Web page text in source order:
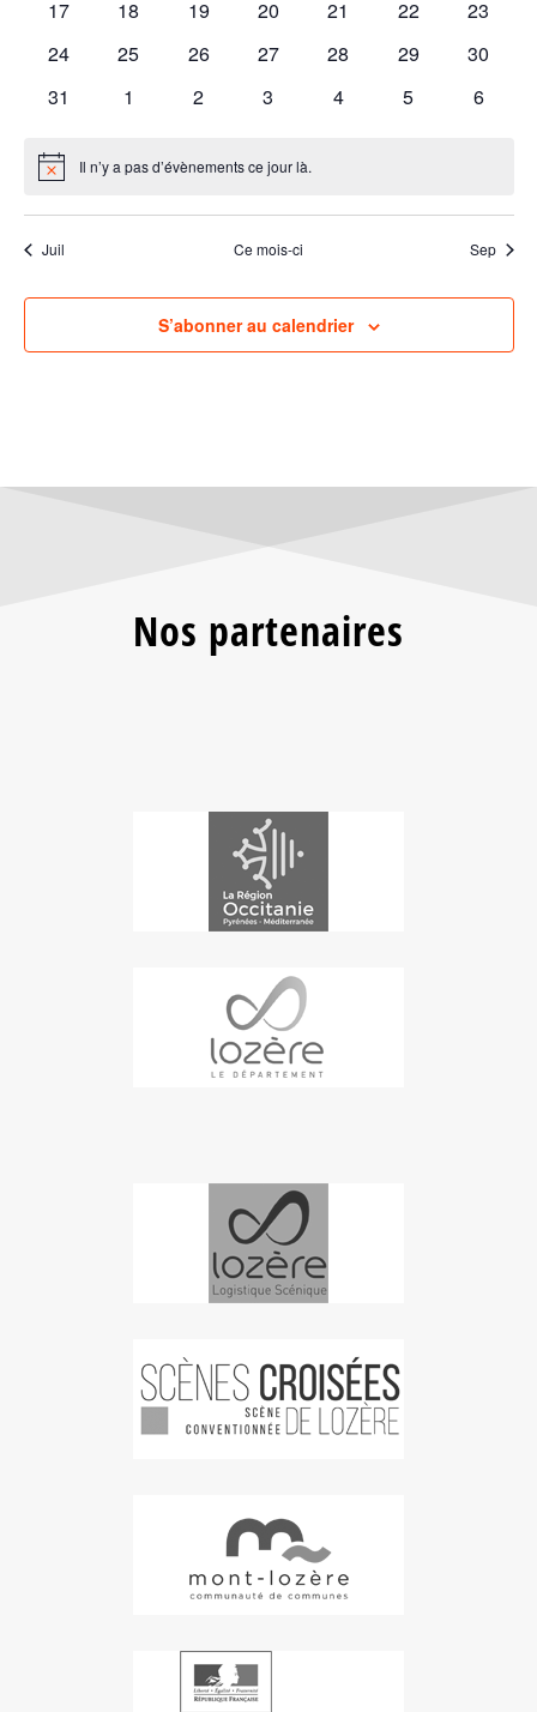
0
17
0
18
0
19
0
20
0
21
0
22
0
23
0
24
0
25
0
26
0
27
0
28
0
29
0
30
0
31
0
1
0
2
0
3
0
4
0
5
0
6
Notice Il n’y a pas d’évènements ce jour là.
Juil Ce mois-ci Sep
S’abonner au calendrier
Nos partenaires